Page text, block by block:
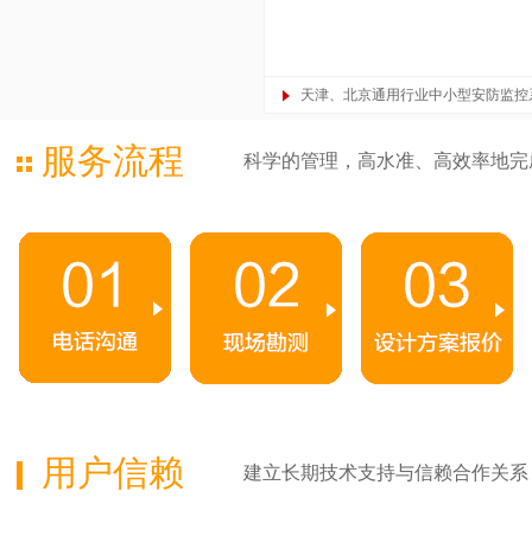
天津、北京通用行业中小型安防监
服务流程 科学的管理，高水准、高效率地
用户信赖 建立长期技术支持与信赖合作关系